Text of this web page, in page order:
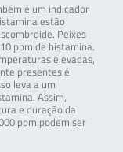
é um indicador
estão
Peixes
ppm de histamina.
elevadas,
presentes é
leva a um
Assim,
e duração da
ppm podem ser